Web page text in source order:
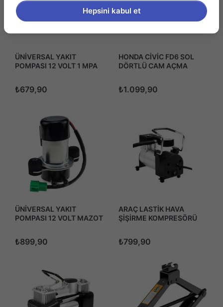
ÜNİVERSAL YAKIT
POMPASI 12 VOLT 1 MPA
₺679,90
HONDA CİVİC FD6 SOL
DÖRTLÜ CAM AÇMA
₺1.099,90
ÜNİVERSAL YAKIT
POMPASI 12 VOLT MAZOT
₺899,90
ARAÇ LASTİK HAVA
ŞİŞİRME KOMPRESÖRÜ
ÇAKMAKLIK GİRİŞLİ
₺799,90
Hepsini kabul et